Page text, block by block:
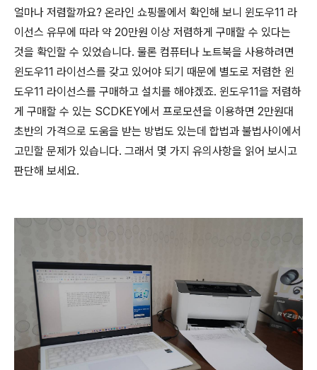
얼마나 저렴할까요? 온라인 쇼핑몰에서 확인해 보니 윈도우11 라
이선스 유무에 따라 약 20만원 이상 저렴하게 구매할 수 있다는
것을 확인할 수 있었습니다. 물론 컴퓨터나 노트북을 사용하려면
윈도우11 라이선스를 갖고 있어야 되기 때문에 별도로 저렴한 윈
도우11 라이선스를 구매하고 설치를 해야겠죠. 윈도우11을 저렴하
게 구매할 수 있는 SCDKEY에서 프로모션을 이용하면 2만원대
초반의 가격으로 도움을 받는 방법도 있는데 합법과 불법사이에서
고민할 문제가 있습니다. 그래서 몇 가지 유의사항을 읽어 보시고
판단해 보세요.